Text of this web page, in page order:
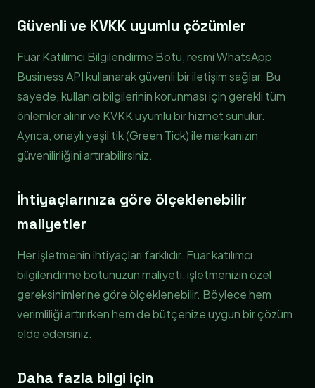
Güvenli ve KVKK uyumlu çözümler
Fuar Katılımcı Bilgilendirme Botu, resmi WhatsApp
Business API kullanarak güvenli bir iletişim sağlar. Bu
sayede, kullanıcı bilgilerinin korunması için gerekli tüm
önlemler alınır ve KVKK uyumlu bir hizmet sunulur.
Ayrıca, onaylı yeşil tik (Green Tick) ile markanızın
güvenilirliğini artırabilirsiniz.
İhtiyaçlarınıza göre ölçeklenebilir
maliyetler
Her işletmenin ihtiyaçları farklıdır. Fuar katılımcı
bilgilendirme botunuzun maliyeti, işletmenizin özel
gereksinimlerine göre ölçeklenebilir. Böylece hem
verimliliği artırırken hem de bütçenize uygun bir çözüm
elde edersiniz.
Daha fazla bilgi için